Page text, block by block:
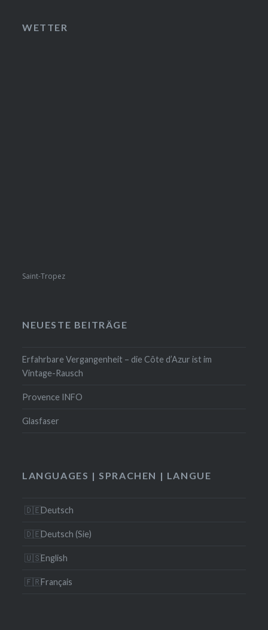
WETTER
Saint-Tropez
NEUESTE BEITRÄGE
Erfahrbare Vergangenheit – die Côte d’Azur ist im
Vintage-Rausch
Provence INFO
Glasfaser
LANGUAGES | SPRACHEN | LANGUE
Deutsch
Deutsch (Sie)
English
Français